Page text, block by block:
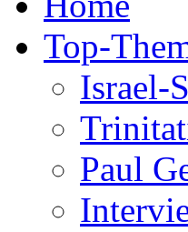
Top-
Israel-
Paul